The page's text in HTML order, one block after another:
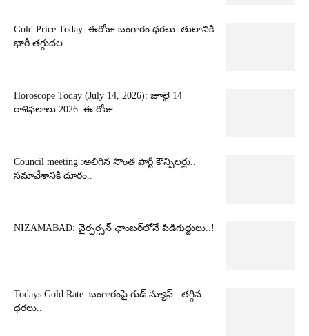
Gold Price Today: ఈరోజు బంగారం ధరలు: తులానికి
భారీ తగ్గుదల
Horoscope Today (July 14, 2026): జూలై 14
రాశిఫలాలు 2026: ఈ రోజు...
Council meeting :అలిగిన సొంత పార్టీ కౌన్సిలర్లు..
సమావేశానికి దూరం..
NIZAMABAD: చైర్పర్సన్ ఛాంబర్‌లోనే పిడిగుద్దులు..!
Todays Gold Rate: బంగారంపై గుడ్ న్యూస్.. తగ్గిన
ధరలు..